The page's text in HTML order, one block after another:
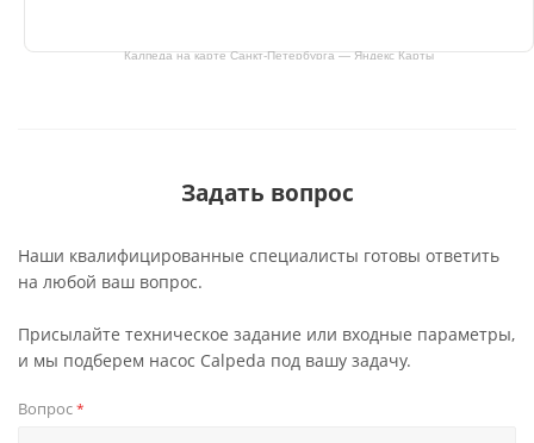
Калпеда на карте Санкт‑Петербурга — Яндекс Карты
Задать вопрос
Наши квалифицированные специалисты готовы ответить
на любой ваш вопрос.
Присылайте техническое задание или входные параметры,
и мы подберем насос Calpeda под вашу задачу.
Вопрос*